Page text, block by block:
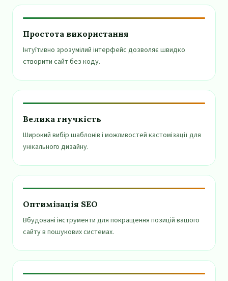
Простота використання
Інтуїтивно зрозумілий інтерфейс дозволяє швидко
створити сайт без коду.
Велика гнучкість
Широкий вибір шаблонів і можливостей кастомізації для
унікального дизайну.
Оптимізація SEO
Вбудовані інструменти для покращення позицій вашого
сайту в пошукових системах.